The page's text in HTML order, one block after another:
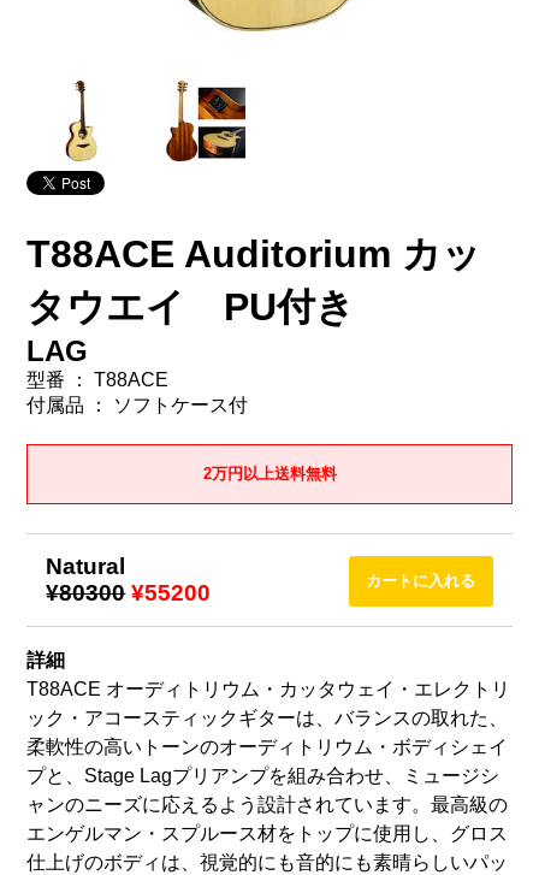
T88ACE Auditorium カッ
タウエイ PU付き
LAG
型番 ： T88ACE
付属品 ： ソフトケース付
2万円以上送料無料
Natural
¥80300 ¥55200
詳細
T88ACE オーディトリウム・カッタウェイ・エレクトリ
ック・アコースティックギターは、バランスの取れた、
柔軟性の高いトーンのオーディトリウム・ボディシェイ
プと、Stage Lagプリアンプを組み合わせ、ミュージシ
ャンのニーズに応えるよう設計されています。最高級の
エンゲルマン・スプルース材をトップに使用し、グロス
仕上げのボディは、視覚的にも音的にも素晴らしいパッ